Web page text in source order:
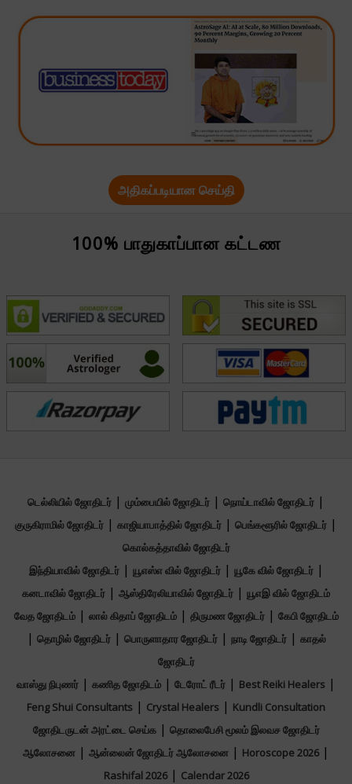
அதிகப்படியான செய்தி
100% பாதுகாப்பான கட்டண
டெல்லியில் ஜோதிடர் | மும்பையில் ஜோதிடர் | நொய்டாவில் ஜோதிடர் |
குருகிராமில் ஜோதிடர் | காஜியாபாத்தில் ஜோதிடர் | பெங்களூரில் ஜோதிடர் |
கொல்கத்தாவில் ஜோதிடர்
இந்தியாவில் ஜோதிடர்| யூஎஸ்எ வில் ஜோதிடர்| யூகே வில் ஜோதிடர்|
கனடாவில் ஜோதிடர் | ஆஸ்திரேலியாவில் ஜோதிடர் | யூஎஇ வில் ஜோதிடம்
வேத ஜோதிடம்| லால் கிதாப் ஜோதிடம்| திருமண ஜோதிடர்| கேபி ஜோதிடம்
| தொழில் ஜோதிடர்| பொருளாதார ஜோதிடர்| நாடி ஜோதிடர்| காதல்
ஜோதிடர்
வாஸ்து நிபுணர் | கணித ஜோதிடம் | டேரோட் ரீடர் | Best Reiki Healers |
Feng Shui Consultants | Crystal Healers | Kundli Consultation
ஜோதிடருடன் அரட்டை செய்க| தொலைபேசி மூலம் இலவச ஜோதிடர்
ஆலோசனை | ஆன்லைன் ஜோதிடர் ஆலோசனை | Horoscope 2026|
Rashifal 2026| Calendar 2026